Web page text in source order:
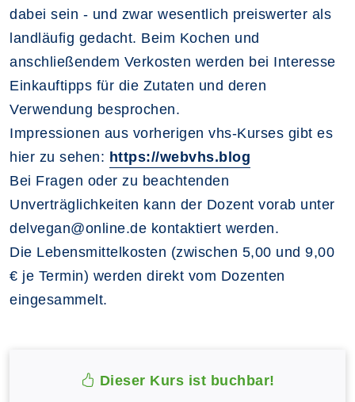
dabei sein - und zwar wesentlich preiswerter als
landläufig gedacht. Beim Kochen und
anschließendem Verkosten werden bei Interesse
Einkauftipps für die Zutaten und deren
Verwendung besprochen.
Impressionen aus vorherigen vhs-Kurses gibt es
hier zu sehen: https://webvhs.blog
Bei Fragen oder zu beachtenden
Unverträglichkeiten kann der Dozent vorab unter
delvegan@online.de kontaktiert werden.
Die Lebensmittelkosten (zwischen 5,00 und 9,00
€ je Termin) werden direkt vom Dozenten
eingesammelt.
Dieser Kurs ist buchbar!